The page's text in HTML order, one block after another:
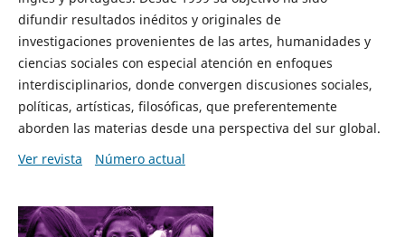
difundir resultados inéditos y originales de
investigaciones provenientes de las artes, humanidades y
ciencias sociales con especial atención en enfoques
interdisciplinarios, donde convergen discusiones sociales,
políticas, artísticas, filosóficas, que preferentemente
aborden las materias desde una perspectiva del sur global.
Ver revista
Número actual